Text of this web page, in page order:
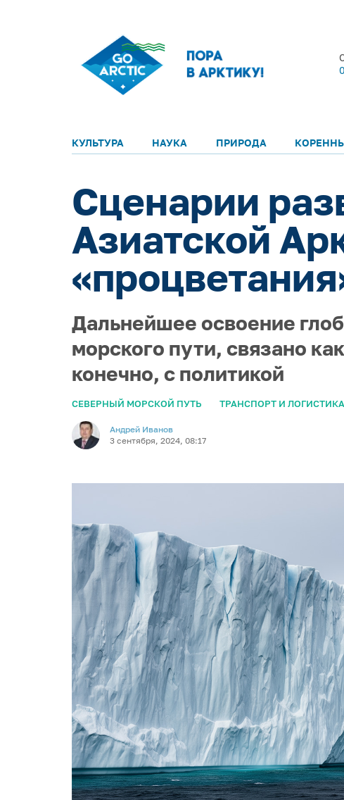
КУЛЬТУРА НАУКА ПРИРОДА
Сценарии
Азиатской
Дальнейшее освоение
морского пути, связано
конечно, с политикой
СЕВЕРНЫЙ МОРСКОЙ ПУТЬ ТРАНСПОРТ И ЛОГИСТИКА
Андрей Иванов
3 сентября, 2024, 08:17